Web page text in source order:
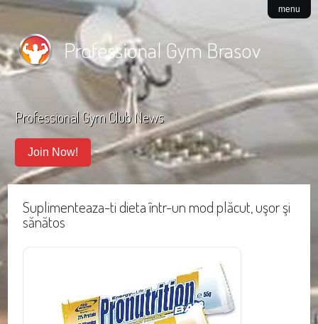
menu
Professional Gym Brasov
Professional Gym Club News
Join Now!
Suplimenteaza-ti dieta într-un mod plăcut, uşor şi
sănătos